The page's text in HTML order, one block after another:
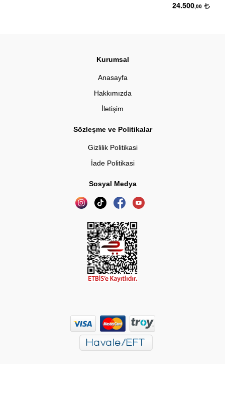
24.500 ,00
Kurumsal
Anasayfa
Hakkımızda
İletişim
Sözleşme ve Politikalar
Gizlilik Politikasi
İade Politikasi
Sosyal Medya